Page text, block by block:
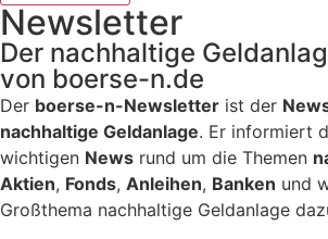
Newsletter
Der nachhaltige
von boerse-n.de
Der boerse-n-Newsletter ist der
nachhaltige Geldanlage. Er informiert
wichtigen News rund um die Themen
Aktien, Fonds, Anleihen, Banken und
Großthema nachhaltige Geldanlage